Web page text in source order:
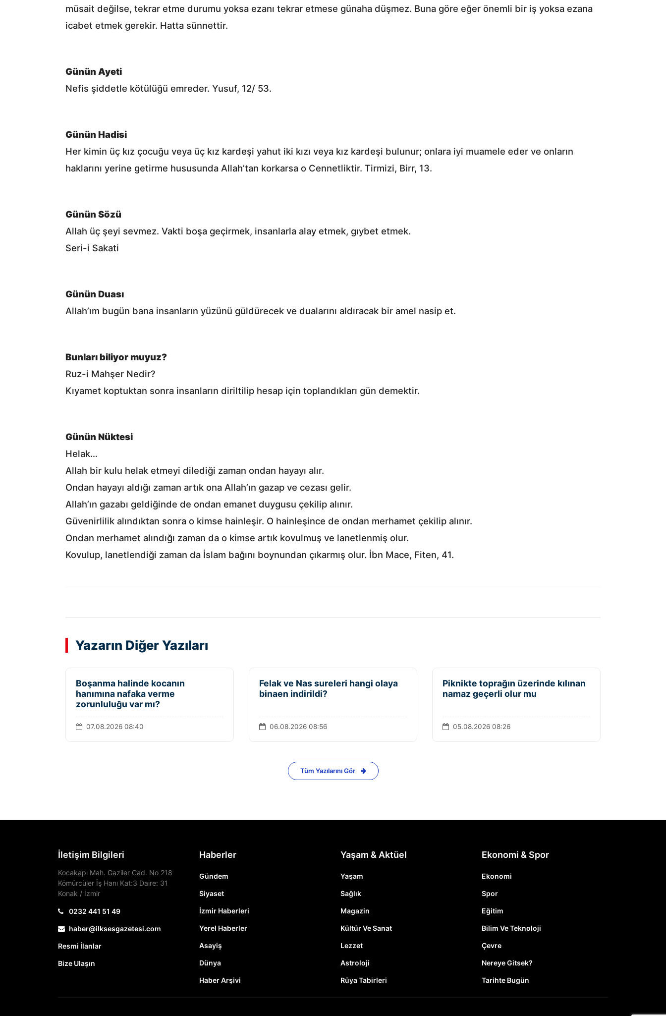
müsait değilse, tekrar etme durumu yoksa ezanı tekrar etmese günaha düşmez. Buna göre eğer önemli bir iş yoksa ezana
icabet etmek gerekir. Hatta sünnettir.
Günün Ayeti
Nefis şiddetle kötülüğü emreder. Yusuf, 12/ 53.
Günün Hadisi
Her kimin üç kız çocuğu veya üç kız kardeşi yahut iki kızı veya kız kardeşi bulunur; onlara iyi muamele eder ve onların
haklarını yerine getirme hususunda Allah’tan korkarsa o Cennetliktir. Tirmizi, Birr, 13.
Günün Sözü
Allah üç şeyi sevmez. Vakti boşa geçirmek, insanlarla alay etmek, gıybet etmek.
Seri-i Sakati
Günün Duası
Allah’ım bugün bana insanların yüzünü güldürecek ve dualarını aldıracak bir amel nasip et.
Bunları biliyor muyuz?
Ruz-i Mahşer Nedir?
Kıyamet koptuktan sonra insanların diriltilip hesap için toplandıkları gün demektir.
Günün Nüktesi
Helak…
Allah bir kulu helak etmeyi dilediği zaman ondan hayayı alır.
Ondan hayayı aldığı zaman artık ona Allah’ın gazap ve cezası gelir.
Allah’ın gazabı geldiğinde de ondan emanet duygusu çekilip alınır.
Güvenirlilik alındıktan sonra o kimse hainleşir. O hainleşince de ondan merhamet çekilip alınır.
Ondan merhamet alındığı zaman da o kimse artık kovulmuş ve lanetlenmiş olur.
Kovulup, lanetlendiği zaman da İslam bağını boynundan çıkarmış olur. İbn Mace, Fiten, 41.
Yazarın Diğer Yazıları
Boşanma halinde kocanın
hanımına nafaka verme
zorunluluğu var mı?
07.08.2026 08:40
Felak ve Nas sureleri hangi olaya
binaen indirildi?
06.08.2026 08:56
Piknikte toprağın üzerinde kılınan
namaz geçerli olur mu
05.08.2026 08:26
Tüm Yazılarını Gör
İletişim Bilgileri
Kocakapı Mah. Gaziler Cad. No 218
Kömürcüler İş Hanı Kat:3 Daire: 31
Konak / İzmir
0232 441 51 49
haber@ilksesgazetesi.com
Resmi İlanlar
Bize Ulaşın
Haberler
Gündem
Siyaset
İzmir Haberleri
Yerel Haberler
Asayiş
Dünya
Haber Arşivi
Yaşam & Aktüel
Yaşam
Sağlık
Magazin
Kültür Ve Sanat
Lezzet
Astroloji
Rüya Tabirleri
Ekonomi & Spor
Ekonomi
Spor
Eğitim
Bilim Ve Teknoloji
Çevre
Nereye Gitsek?
Tarihte Bugün